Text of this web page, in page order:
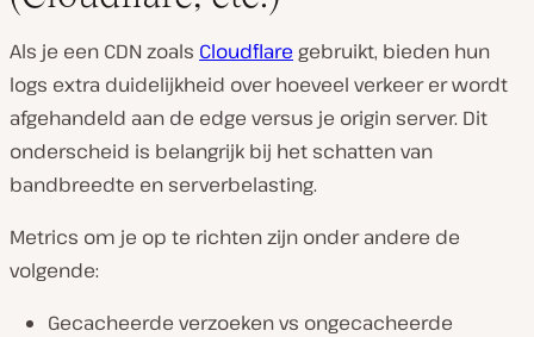
Als je een CDN zoals Cloudflare gebruikt, bieden hun
logs extra duidelijkheid over hoeveel verkeer er wordt
afgehandeld aan de edge versus je origin server. Dit
onderscheid is belangrijk bij het schatten van
bandbreedte en serverbelasting.
Metrics om je op te richten zijn onder andere de
volgende:
Gecacheerde verzoeken vs ongecacheerde